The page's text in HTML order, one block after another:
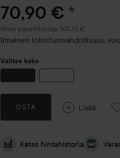
70,90 € *
Ilman pakettihintaa: 101,70 €
Ilmainen toimitusmahdollisuus,
Valitse koko
OSTA Lisää
Katso hintahistoria